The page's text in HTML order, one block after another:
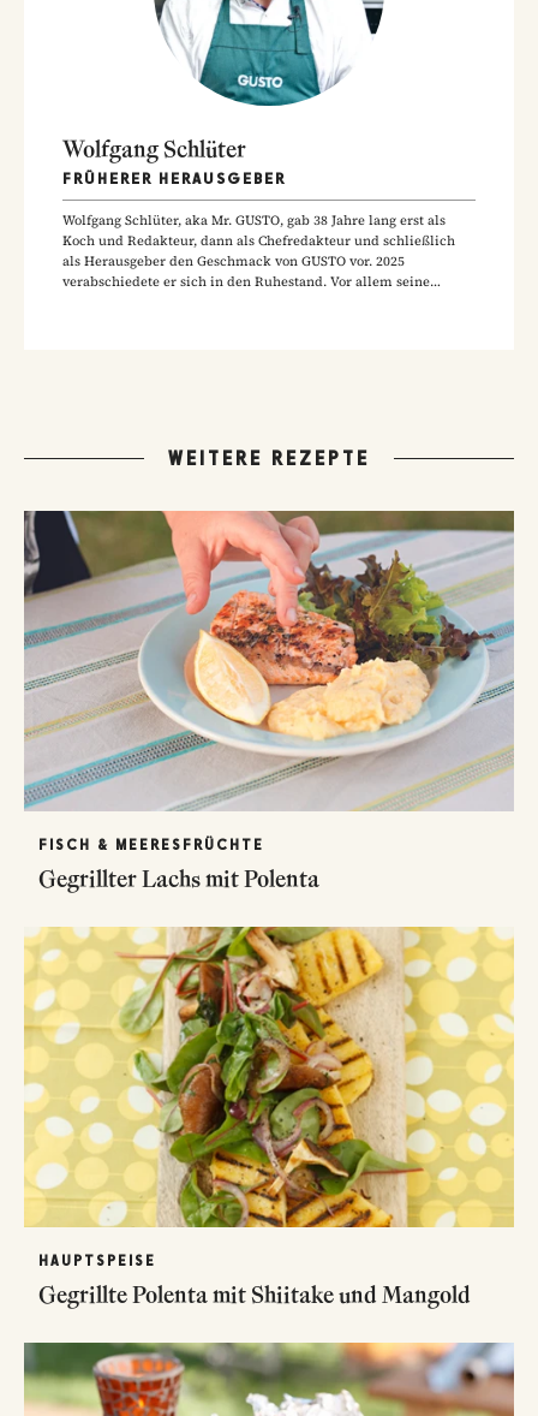
Wolfgang Schlüter
FRÜHERER HERAUSGEBER
Wolfgang Schlüter, aka Mr. GUSTO, gab 38 Jahre lang erst als
Koch und Redakteur, dann als Chefredakteur und schließlich
als Herausgeber den Geschmack von GUSTO vor. 2025
verabschiedete er sich in den Ruhestand. Vor allem seine
WEITERE REZEPTE
FISCH & MEERESFRÜCHTE
Gegrillter Lachs mit Polenta
HAUPTSPEISE
Gegrillte Polenta mit Shiitake und Mangold